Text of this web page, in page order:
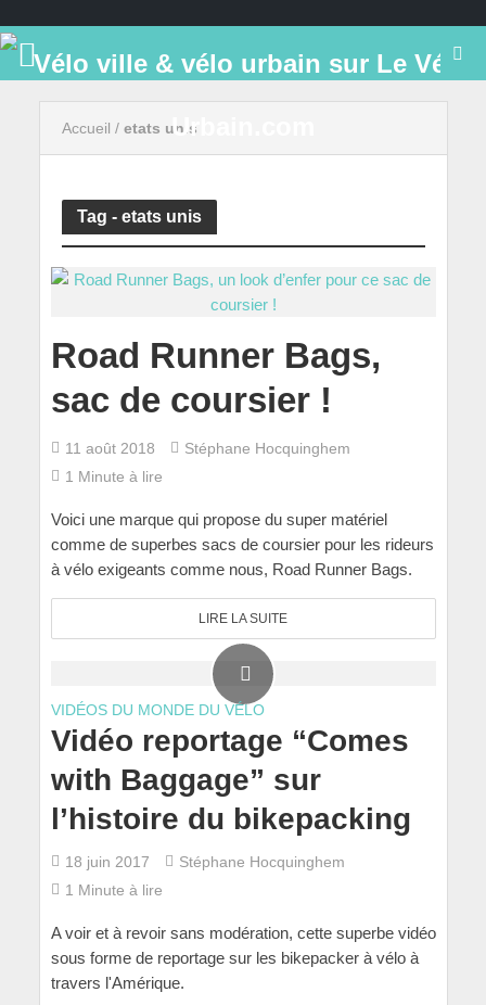
Accueil / etats unis
Tag - etats unis
Road Runner Bags,
sac de coursier !
11 août 2018
Stéphane Hocquinghem
1 Minute à lire
Voici une marque qui propose du super matériel
comme de superbes sacs de coursier pour les rideurs
à vélo exigeants comme nous, Road Runner Bags.
LIRE LA SUITE
VIDÉOS DU MONDE DU VÉLO
Vidéo reportage “Comes
with Baggage” sur
l’histoire du bikepacking
18 juin 2017
Stéphane Hocquinghem
1 Minute à lire
A voir et à revoir sans modération, cette superbe vidéo
sous forme de reportage sur les bikepacker à vélo à
travers l'Amérique.